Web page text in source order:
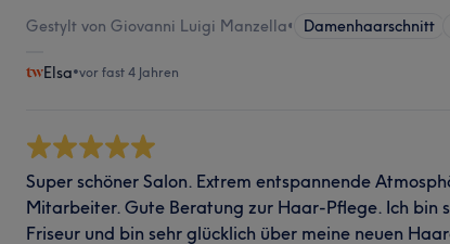
Gestylt von Giovanni Luigi Manzella• Damenhaarschnitt
Elsa•vor fast 4 Jahren
Super schöner Salon. Extrem entspannende
Mitarbeiter. Gute Beratung zur Haar-Pflege. Ich bin
Friseur und bin sehr glücklich über meine neuen